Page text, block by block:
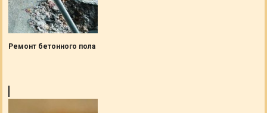
Ремонт бетонного пола